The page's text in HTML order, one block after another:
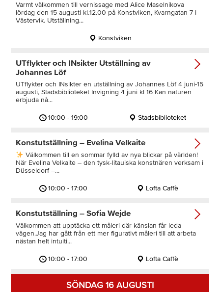
Konstviken
Varmt välkommen till vernissage med Alice Maselnikova
lördag den 15 augusti kl.12.00 på Konstviken, Kvarngatan 7 i
Västervik. Utställning...
10:00 - 19:00 Stadsbiblioteket
UTflykter och INsikter Utställning av
Johannes Löf
UTflykter och INsikter en utställning av Johannes Löf 4 juni-15
augusti, Stadsbiblioteket Invigning 4 juni kl 16 Kan naturen
erbjuda nå...
10:00 - 17:00 Lofta Caffè
Konstutställning – Evelina Velkaite
Välkommen till en sommar fylld av nya blickar på världen!
När Evelina Velkaite – den tysk‑litauiska konstnären verksam i
Düsseldorf –...
10:00 - 17:00 Lofta Caffè
Konstutställning – Sofia Wejde
Välkommen att upptäcka ett måleri där känslan får leda
vägen.Jag har gått från ett mer figurativt måleri till att arbeta
nästan helt intuiti...
SÖNDAG 16 AUGUSTI